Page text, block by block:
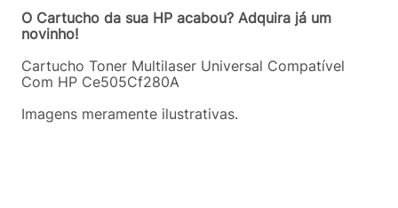
O Cartucho da sua HP acabou? Adquira já um
novinho!
Cartucho Toner Multilaser Universal Compatível
Com HP Ce505Cf280A
Imagens meramente ilustrativas.